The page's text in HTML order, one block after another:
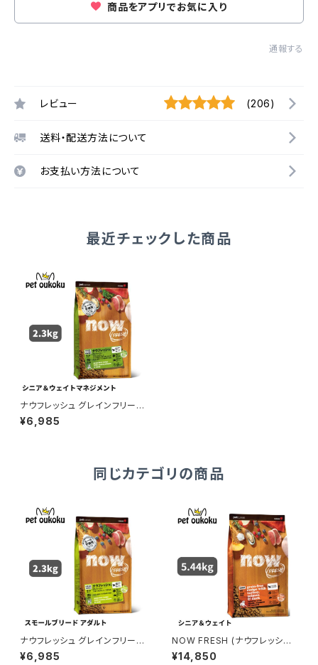
商品をアプリでお気に入り
通報する
レビュー (206)
送料・配送方法について
お支払い方法について
最近チェックした商品
ナウフレッシュ グレインフリー
スモールブリード シニア＆ウェ
イトマネジメント 2.3kg 45731
¥6,985
同じカテゴリの商品
ナウフレッシュ グレインフリー
スモールブリード アダルト 2.3k
g 4573160559016
¥6,985
NOW FRESH (ナウフレッシュ)
グレインフリー シニア＆ウェイト
マネジメント 5.44kg レギュラ
¥14,850